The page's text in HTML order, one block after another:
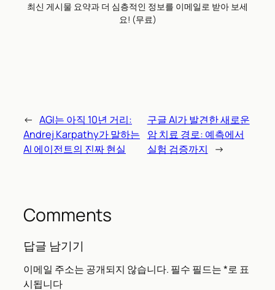
최신 게시물 요약과 더 심층적인 정보를 이메일로 받아 보세
요! (무료)
← AGI는 아직 10년 거리:
Andrej Karpathy가 말하는
AI 에이전트의 진짜 현실
구글 AI가 발견한 새로운
암 치료 경로: 예측에서
실험 검증까지
→
Comments
답글 남기기
이메일 주소는 공개되지 않습니다. 필수 필드는*로 표
시됩니다